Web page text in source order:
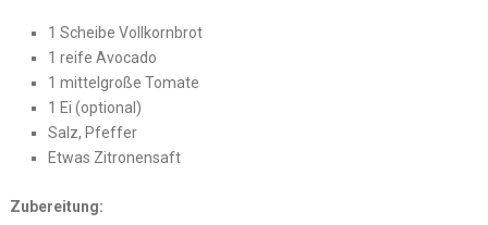
1 Scheibe Vollkornbrot
1 reife Avocado
1 mittelgroße Tomate
1 Ei (optional)
Salz, Pfeffer
Etwas Zitronensaft
Zubereitung: